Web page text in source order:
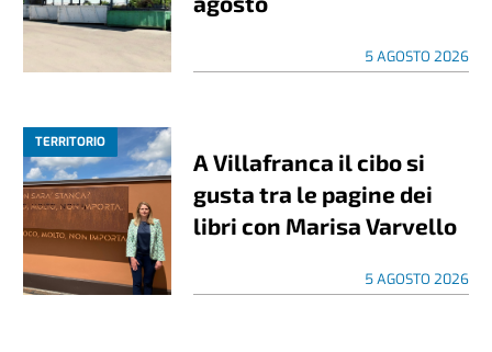
5 AGOSTO 2026
TERRITORIO
A Villafranca il cibo si
gusta tra le pagine dei
libri con Marisa Varvello
5 AGOSTO 2026